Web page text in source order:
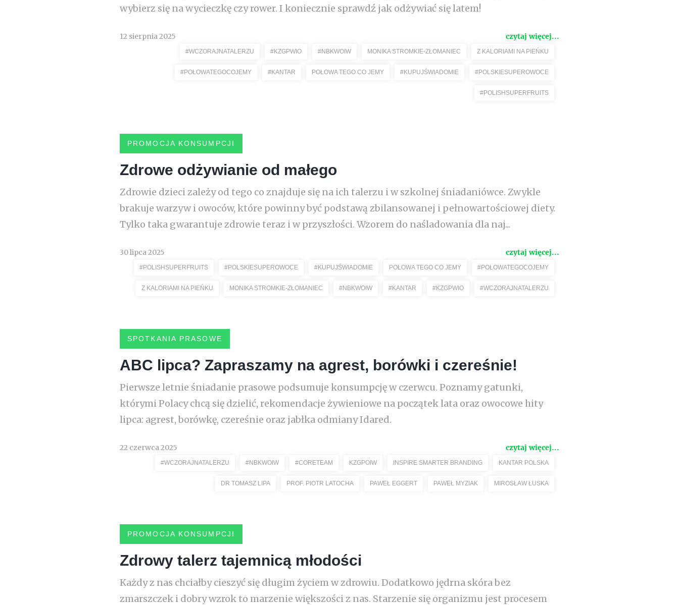
wybierz się na wycieczkę czy rower. I koniecznie sprawdź jak odżywiać się latem!
12 sierpnia 2025 czytaj więcej...
#WCZORAJNATALERZU #KZGPWIO #NBKWOIW MONIKA STROMKIE-ZŁOMANIEC Z KALORIAMI NA PIEŃKU
#POŁOWATEGOCOJEMY #KANTAR POŁOWA TEGO CO JEMY #KUPUJŚWIADOMIE #POLSKIESUPEROWOCE
#POLISHSUPERFRUITS
PROMOCJA KONSUMPCJI
Zdrowe odżywianie od małego
Zdrowie dzieci zależy od tego co znajduje się na ich talerzu i w szkolnej śniadaniówce. Zwykle
brakuje warzyw i owoców, które powinny być podstawą zbilansowanej i pełnowartościowej diety.
Tylko taka gwarantuje zdrowie teraz i w przyszłości. Wzorem do naśladowania dla naj...
30 lipca 2025 czytaj więcej...
#POLISHSUPERFRUITS #POLSKIESUPEROWOCE #KUPUJŚWIADOMIE POŁOWA TEGO CO JEMY #POŁOWATEGOCOJEMY
Z KALORIAMI NA PIEŃKU MONIKA STROMKIE-ZŁOMANIEC #NBKWOIW #KANTAR #KZGPWIO #WCZORAJNATALERZU
SPOTKANIA PRASOWE
ABC lipca? Zapraszamy na agrest, borówki i czereśnie!
Pierwsze letnie śniadanie prasowe podsumuje konsumpcję w czerwcu. Poznamy gatunki,
którymi Polacy chcą się dzielić, rekomendacje żywieniowe na początek lata oraz owocowe hity
lipca: agrest, borówkę, czereśnie oraz jabłka odmiany Idared.
22 czerwca 2025 czytaj więcej...
#WCZORAJNATALERZU #NBKWOIW #CORETEAM KZGPOIW INSPIRE SMARTER BRANDING KANTAR POLSKA
DR TOMASZ LIPA PROF. PIOTR LATOCHA PAWEŁ EGGERT PAWEŁ MYZIAK MIROSŁAW ŁUSKA
PROMOCJA KONSUMPCJI
Zdrowy talerz tajemnicą młodości
Każdy z nas chciałby cieszyć się długim życiem w zdrowiu. Dodatkowo jędrna skóra bez
zmarszczek i dobry wzrok to marzenie większości z nas. Starzenie się organizmu jest procesem